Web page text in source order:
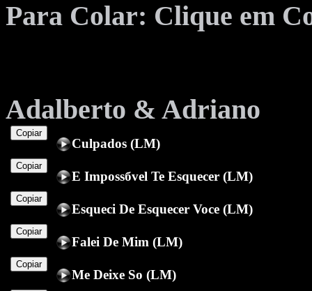
Para Colar: Clique em
Adalberto & Adriano
Culpados (LM)
Copiar
E Impossбvel Te Esquecer (LM)
Copiar
Esqueci De Esquecer Voce (LM)
Copiar
Falei De Mim (LM)
Copiar
Me Deixe So (LM)
Copiar